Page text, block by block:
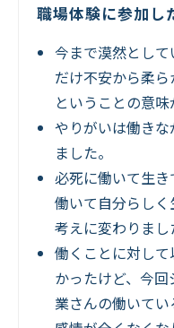
職場体験に参加し
今まで漠然とし
だけ不安から柔
ということの意味
やりがいは働き
ました。
必死に働いて生
働いて自分らし
考えに変わりまし
働くことに対し
かったけど、今
業さんの働いて